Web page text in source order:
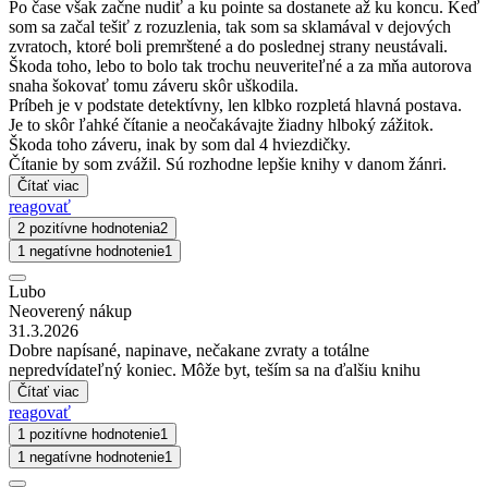
Po čase však začne nudiť a ku pointe sa dostanete až ku koncu. Keď
som sa začal tešiť z rozuzlenia, tak som sa sklamával v dejových
zvratoch, ktoré boli premrštené a do poslednej strany neustávali.
Škoda toho, lebo to bolo tak trochu neuveriteľné a za mňa autorova
snaha šokovať tomu záveru skôr uškodila.
Príbeh je v podstate detektívny, len klbko rozpletá hlavná postava.
Je to skôr ľahké čítanie a neočakávajte žiadny hlboký zážitok.
Škoda toho záveru, inak by som dal 4 hviezdičky.
Čítanie by som zvážil. Sú rozhodne lepšie knihy v danom žánri.
Čítať viac
reagovať
2 pozitívne hodnotenia2
1 negatívne hodnotenie1
Lubo
Neoverený nákup
31.3.2026
Dobre napísané, napinave, nečakane zvraty a totálne
nepredvídateľný koniec. Môže byt, teším sa na ďalšiu knihu
Čítať viac
reagovať
1 pozitívne hodnotenie1
1 negatívne hodnotenie1